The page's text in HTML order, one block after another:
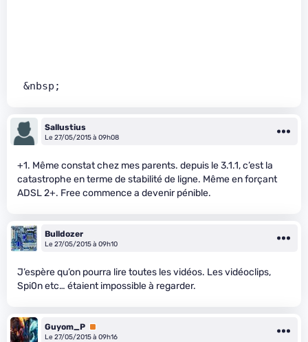
&nbsp;
Sallustius
Le 27/05/2015 à 09h08
+1. Même constat chez mes parents. depuis le 3.1.1, c’est la
catastrophe en terme de stabilité de ligne. Même en forçant
ADSL 2+. Free commence a devenir pénible.
Bulldozer
Le 27/05/2015 à 09h10
J’espère qu’on pourra lire toutes les vidéos. Les vidéoclips,
Spi0n etc… étaient impossible à regarder.
Guyom_P Premium
Le 27/05/2015 à 09h16